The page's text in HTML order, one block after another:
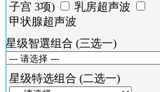
子宫 3项)
乳房超声波
甲状腺超声波
星级智選组合 (三选一)
星级特选组合 (二选一)